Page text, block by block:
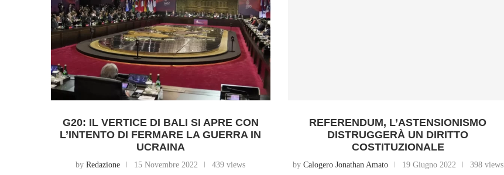
G20: IL VERTICE DI BALI SI APRE CON
L’INTENTO DI FERMARE LA GUERRA IN
UCRAINA
byRedazione 15 Novembre 2022 439 views
REFERENDUM, L’ASTENSIONISMO
DISTRUGGERÀ UN DIRITTO
COSTITUZIONALE
by Calogero Jonathan Amato 19 Giugno 2022 398 views